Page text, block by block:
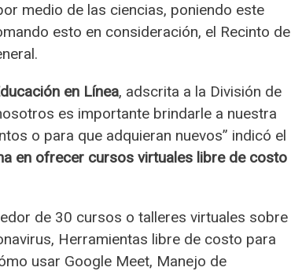
medio de las ciencias, poniendo este
esto en consideración, el Recinto de
en Línea, adscrita a la División de
es importante brindarle a nuestra
o para que adquieran nuevos” indicó el
en ofrecer cursos virtuales libre de costo
de 30 cursos o talleres virtuales sobre
Herramientas libre de costo para
usar Google Meet, Manejo de